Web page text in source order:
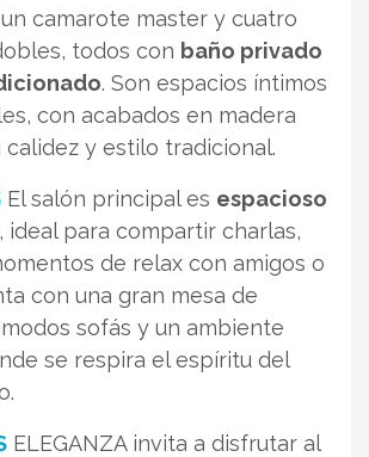
un camarote master y cuatro
todos con baño privado
. Son espacios íntimos
con acabados en madera
y estilo tradicional.
El salón principal es espacioso
, ideal para compartir charlas,
de relax con amigos o
con una gran mesa de
sofás y un ambiente
se respira el espíritu del
ELEGANZA invita a disfrutar al